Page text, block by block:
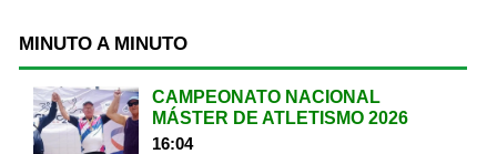
MINUTO A MINUTO
CAMPEONATO NACIONAL
MÁSTER DE ATLETISMO 2026
16:04